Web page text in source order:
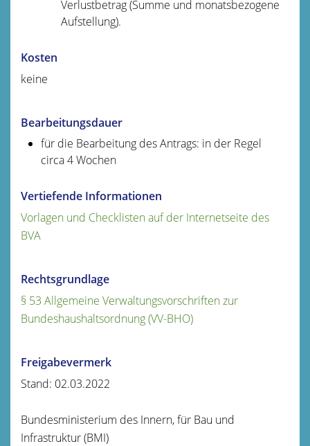
Verlustbetrag (Summe und monatsbezogene
Aufstellung).
Kosten
keine
Bearbeitungsdauer
für die Bearbeitung des Antrags: in der Regel
circa 4 Wochen
Vertiefende Informationen
Vorlagen und Checklisten auf der Internetseite des
BVA
Rechtsgrundlage
§ 53 Allgemeine Verwaltungsvorschriften zur
Bundeshaushaltsordnung (VV-BHO)
Freigabevermerk
Stand: 02.03.2022
Bundesministerium des Innern, für Bau und
Infrastruktur (BMI)